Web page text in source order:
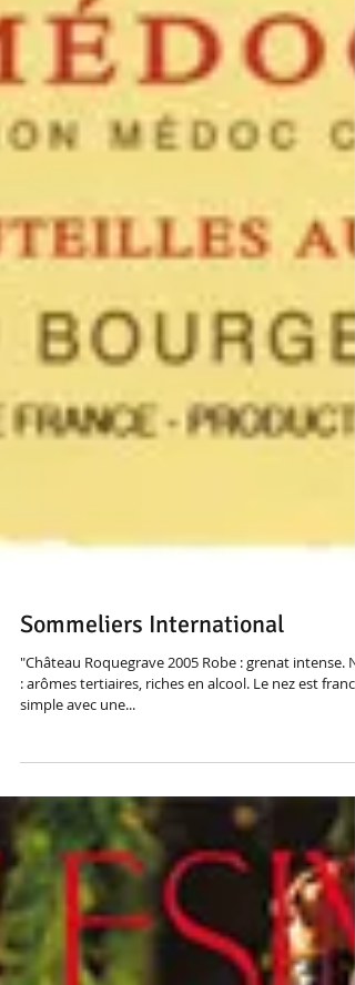
Sommeliers International
"Château Roquegrave 2005 Robe : grenat intense. Nez
simple avec une...